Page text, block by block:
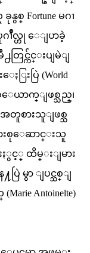
Fortune မဂၢ
ၢိဳလ္ဟု ေျပာခဲ့
တြင္က်င္းပျမဲျ
ြးပြဲ (World
စ္ေယာက္ျဖစ္သည္၊
တူစားသူျဖစ္သ
းစုေဆာင္းသူ
ႏွင့္ ထိမ္းျမား
မွာ ျပင္သစ္ျ
Antoinelte)